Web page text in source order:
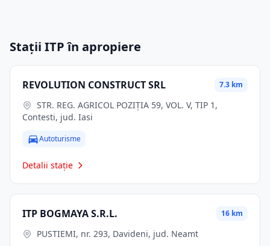
Stații ITP în apropiere
REVOLUTION CONSTRUCT SRL 7.3 km
Contesti, jud. Iasi
Autoturisme
Detalii stație
ITP BOGMAYA S.R.L. 16 km
PUSTIEMI, nr. 293, Davideni, jud. Neamt